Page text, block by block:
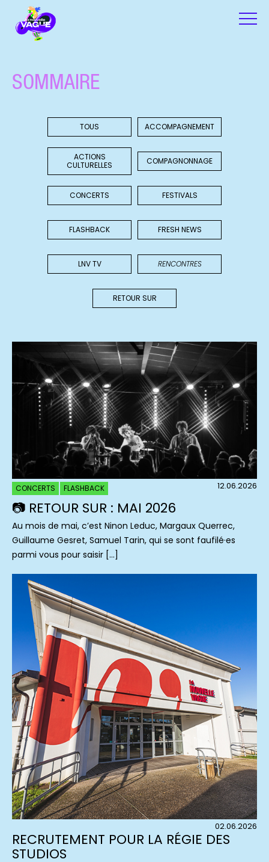
SOMMAIRE
TOUS ACCOMPAGNEMENT
ACTIONS
CULTURELLES
COMPAGNONNAGE
CONCERTS FESTIVALS
FLASHBACK FRESH NEWS
LNV TV RENCONTRES
RETOUR SUR
CONCERTS FLASHBACK 12.06.2026
📷 RETOUR SUR : MAI 2026
Au mois de mai, c’est Ninon Leduc, Margaux Querrec,
Guillaume Gesret, Samuel Tarin, qui se sont faufilé·es
parmi vous pour saisir […]
02.06.2026
RECRUTEMENT POUR LA RÉGIE DES
STUDIOS